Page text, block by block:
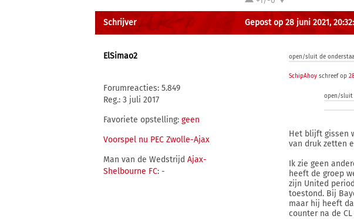
Schrijver Gepost op 28 juni 2021,
ElSimao2
Forumreacties: 5.849
Reg.: 3 juli 2017
Favoriete opstelling: geen
Voorspel nu PEC Zwolle-Ajax
Man van de Wedstrijd Ajax-
Shelbourne FC: -
open/sluit de
SchipAhoy schreef op
open/sluit
Het blijft gissen
van druk zetten
Ik zie geen
heeft de groep
zijn United
toestond. Bij
maar hij heeft
counter na de